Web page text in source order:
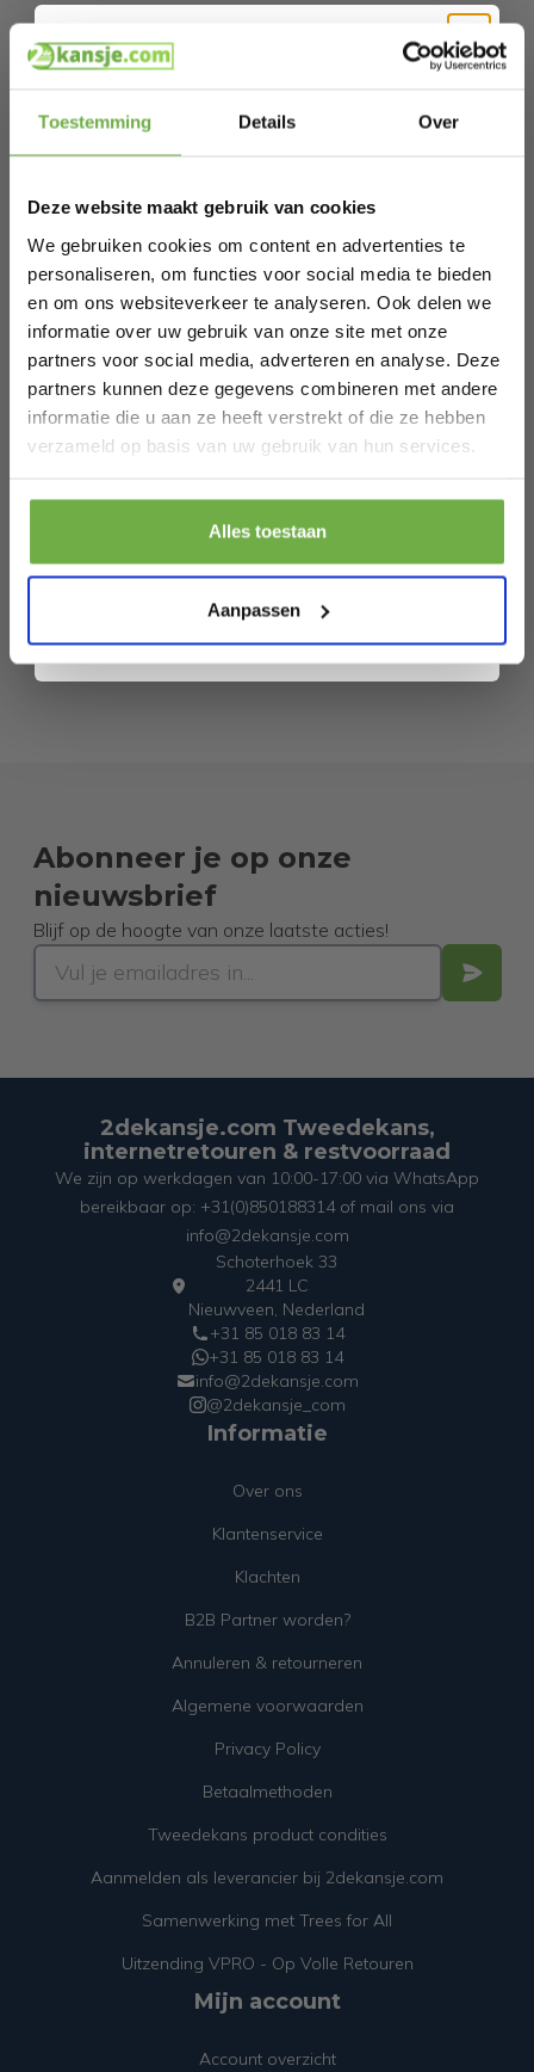
Toestemming Details Over
Deze website maakt gebruik van cookies
We gebruiken cookies om content en advertenties te
personaliseren, om functies voor social media te bieden
en om ons websiteverkeer te analyseren. Ook delen we
informatie over uw gebruik van onze site met onze
partners voor social media, adverteren en analyse. Deze
partners kunnen deze gegevens combineren met andere
informatie die u aan ze heeft verstrekt of die ze hebben
verzameld op basis van uw gebruik van hun services.
Alles toestaan
Aanpassen
Specificaties
Gerelateerde producten
SoBuy FSR188-N Schoenenbank –
Comfortabele Zitbank met
Opbergruimte voor Hal of Slaapkamer
(104 x 35 x 47 cm)
€ 149,95
€ 112,00
Abonneer je op onze
nieuwsbrief
Blijf op de hoogte van onze laatste acties!
2dekansje.com Tweedekans,
internetretouren & restvoorraad
We zijn op werkdagen van 10:00-17:00 via WhatsApp
bereikbaar op: +31(0)850188314 of mail ons via
info@2dekansje.com
Schoterhoek 33
2441 LC
Nieuwveen, Nederland
+31 85 018 83 14
+31 85 018 83 14
info@2dekansje.com
@2dekansje_com
Informatie
Over ons
Klantenservice
Klachten
B2B Partner worden?
Annuleren & retourneren
Algemene voorwaarden
Privacy Policy
Betaalmethoden
Tweedekans product condities
Aanmelden als leverancier bij 2dekansje.com
Samenwerking met Trees for All
Uitzending VPRO - Op Volle Retouren
Mijn account
Account overzicht
Schrijf je in en ontvang
Bij 2dekansje.com profiteer je van
kortingen tot wel 70%.
Laat ons weten wanneer je jarig bent
Pak € 5,- korting
. Je kunt je op elk moment weer afmelden.